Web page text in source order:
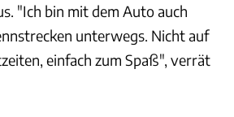
"Ich bin mit dem Auto auch
unterwegs. Nicht auf
einfach zum Spaß", verrät